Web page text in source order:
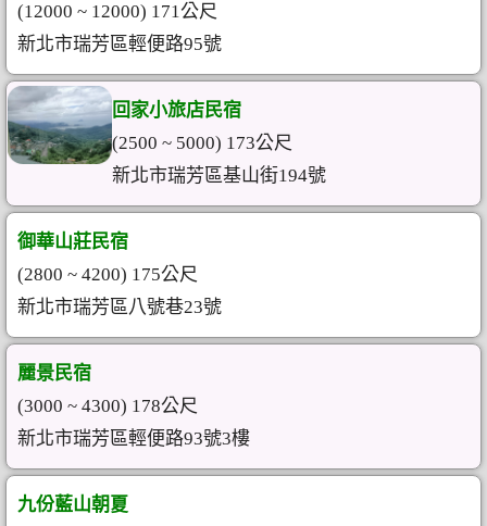
(12000 ~ 12000) 171公尺
新北市瑞芳區輕便路95號
回家小旅店民宿
(2500 ~ 5000) 173公尺
新北市瑞芳區基山街194號
御華山莊民宿
(2800 ~ 4200) 175公尺
新北市瑞芳區八號巷23號
麗景民宿
(3000 ~ 4300) 178公尺
新北市瑞芳區輕便路93號3樓
九份藍山朝夏